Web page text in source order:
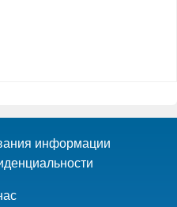
информации